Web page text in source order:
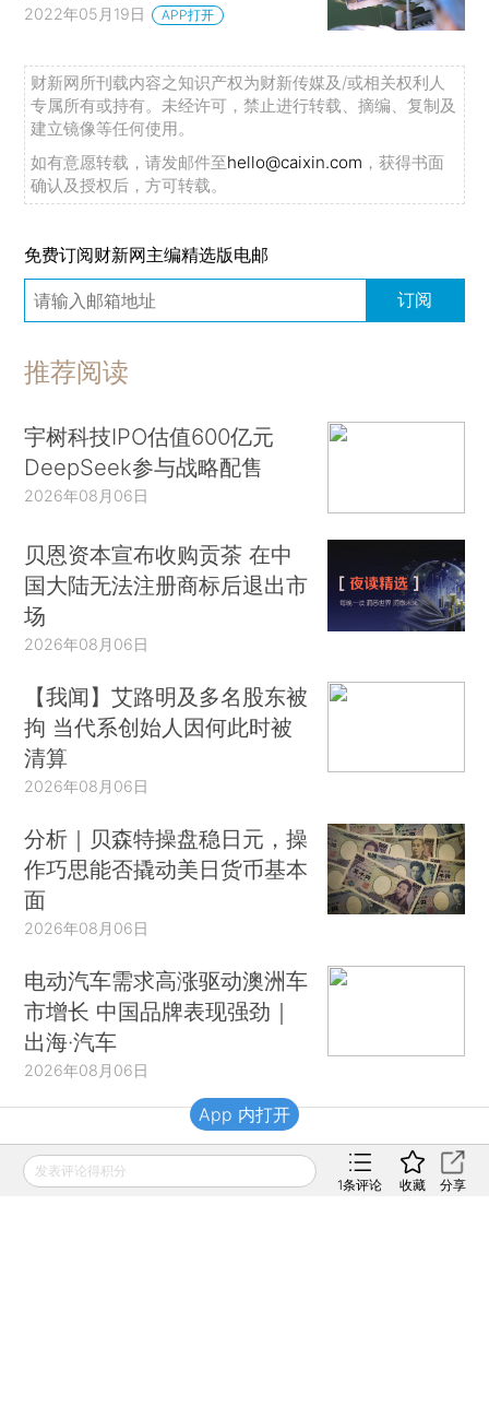
2022年05月19日 APP打开
财新网所刊载内容之知识产权为财新传媒及/或相关权利人
专属所有或持有。未经许可，禁止进行转载、摘编、复制及
建立镜像等任何使用。
如有意愿转载，请发邮件至hello@caixin.com ，获得书面
确认及授权后，方可转载。
免费订阅财新网主编精选版电邮
订阅
推荐阅读
宇树科技IPO估值600亿元
DeepSeek参与战略配售
2026年08月06日
贝恩资本宣布收购贡茶 在中
国大陆无法注册商标后退出市
场
2026年08月06日
【我闻】艾路明及多名股东被
拘 当代系创始人因何此时被
清算
2026年08月06日
分析｜贝森特操盘稳日元，操
作巧思能否撬动美日货币基本
面
2026年08月06日
电动汽车需求高涨驱动澳洲车
市增长 中国品牌表现强劲｜
出海·汽车
2026年08月06日
财新移动
发表评论得积分
1条评论 收藏 分享
App 内打开